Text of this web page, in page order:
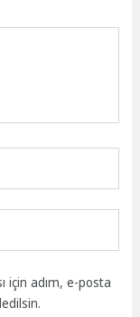
için adım, e-posta